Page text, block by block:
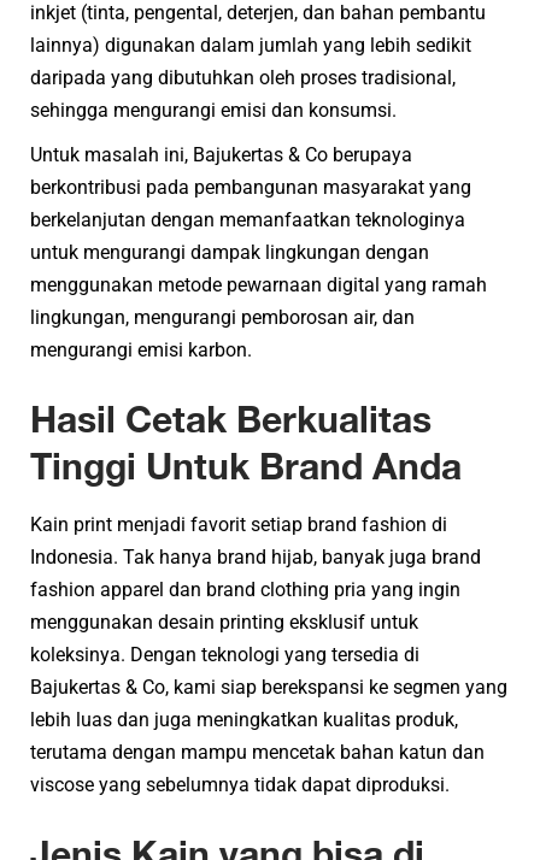
inkjet (tinta, pengental, deterjen, dan bahan pembantu
lainnya) digunakan dalam jumlah yang lebih sedikit
daripada yang dibutuhkan oleh proses tradisional,
sehingga mengurangi emisi dan konsumsi.
Untuk masalah ini, Bajukertas & Co berupaya
berkontribusi pada pembangunan masyarakat yang
berkelanjutan dengan memanfaatkan teknologinya
untuk mengurangi dampak lingkungan dengan
menggunakan metode pewarnaan digital yang ramah
lingkungan, mengurangi pemborosan air, dan
mengurangi emisi karbon.
Hasil Cetak Berkualitas
Tinggi Untuk Brand Anda
Kain print menjadi favorit setiap brand fashion di
Indonesia. Tak hanya brand hijab, banyak juga brand
fashion apparel dan brand clothing pria yang ingin
menggunakan desain printing eksklusif untuk
koleksinya. Dengan teknologi yang tersedia di
Bajukertas & Co, kami siap berekspansi ke segmen yang
lebih luas dan juga meningkatkan kualitas produk,
terutama dengan mampu mencetak bahan katun dan
viscose yang sebelumnya tidak dapat diproduksi.